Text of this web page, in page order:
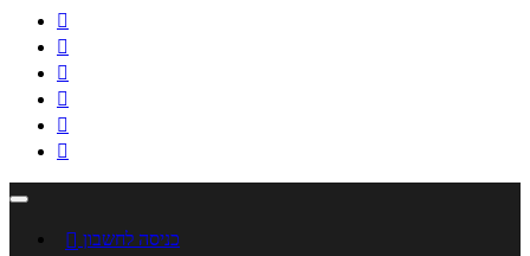






 כניסה לחשבון